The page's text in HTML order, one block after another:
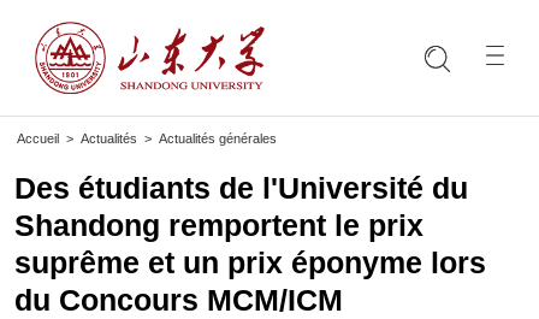
Accueil > Actualités > Actualités générales
Des étudiants de l'Université du
Shandong remportent le prix
suprême et un prix éponyme lors
du Concours MCM/ICM